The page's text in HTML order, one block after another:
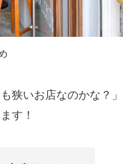
狭いお店なのかな？」
す！